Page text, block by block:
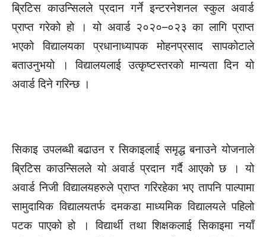
ब्रिटिस काउन्सिलले प्रदान गर्ने इन्टरनेशनल स्कुल अवार्ड
प्राप्त गरेको हो । यो अवार्ड २०२०–०२३ का लागि प्राप्त
भएको विद्यालयका प्रधानाध्यापक मोहनप्रसाद सापकोटाले
बताउनुभयो । विद्यालयलाई उत्कृष्टस्तरको मान्यता दिन यो
अवार्ड दिने गरिन्छ ।
सिकाइ उपलब्धी बढाउन र सिकाइलाई समृद्ध बनाउने योजनाले
ब्रिटिस काउन्सिलले यो अवार्ड प्रदान गर्दै आएको छ । यो
अवार्ड निजी विद्यालयहरुले प्राप्त गरिरहेका भए तापनि पाल्पामा
सामुदायिक विद्यालयतर्फ दमकडा माध्यमिक विद्यालयले पहिलो
पटक पाएको हो । विद्यार्थी तथा शिक्षकलाई सिकाइमा नयाँ